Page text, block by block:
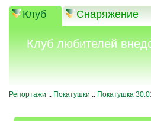
Клуб Снаряжение
Клуб любителей
Репортажи :: Покатушки :: Покатушка